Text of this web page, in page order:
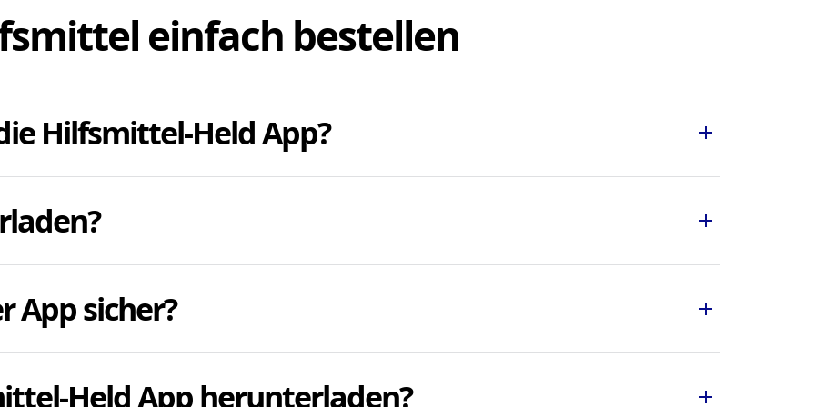
einfach bestellen
Hilfsmittel-Held App? add
oder kontaktieren zu müssen. Die App spart Zeit und Mühe, indem sie
ausliest und passende Sanitätshäuser anzeigt.
add
starten Sie den Vorgang. Oder Sie laden die Hilfsmittel-Held App direkt
oder Tablet immer parat.
App sicher? add
Held App herunterladen? add